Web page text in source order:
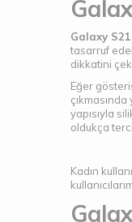
Galaxy S21
tasarruf
dikkatini
Eğer
yapısıyla
oldukça
Kadın